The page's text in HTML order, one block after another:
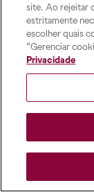
site. Ao rejeitar
estritamente
escolher quais
“Gerenciar
Privacidade